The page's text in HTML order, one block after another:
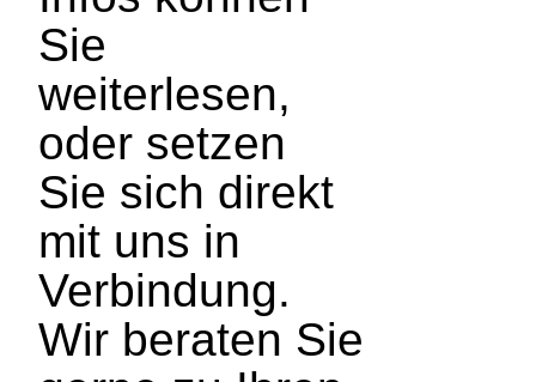
Sie
weiterlesen,
oder setzen
Sie sich direkt
mit uns in
Verbindung.
Wir beraten Sie